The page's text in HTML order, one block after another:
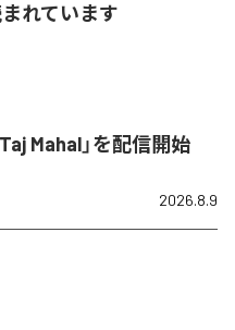
れています
Mahal」を配信開始
2026.8.9